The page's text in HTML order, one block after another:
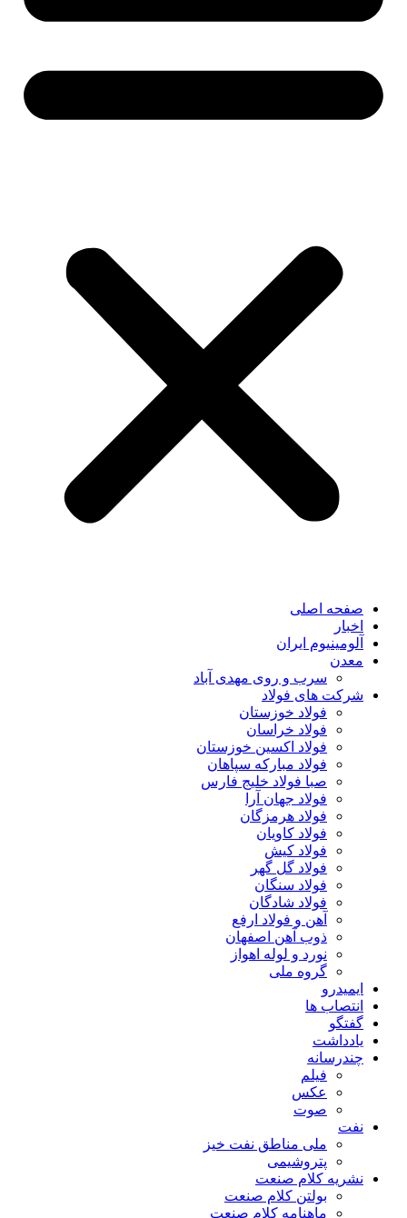
صفحه اصلی
اخبار
آلومینیوم ایران
معدن
سرب و روی مهدی آباد
شرکت های فولاد
فولاد خوزستان
فولاد خراسان
فولاد اکسین خوزستان
فولاد مبارکه سپاهان
صبا فولاد خلیج فارس
فولاد جهان آرا
فولاد هرمزگان
فولاد کاویان
فولاد کیش
فولاد گل گهر
فولاد سنگان
فولاد شادگان
آهن و فولاد ارفع
ذوب آهن اصفهان
نورد و لوله اهواز
گروه ملی
ایمیدرو
انتصاب ها
گفتگو
یادداشت
چندرسانه
فیلم
عکس
صوت
نفت
ملی مناطق نفت خیز
پتروشیمی
نشریه کلام صنعت
بولتن کلام صنعت
ماهنامه کلام صنعت